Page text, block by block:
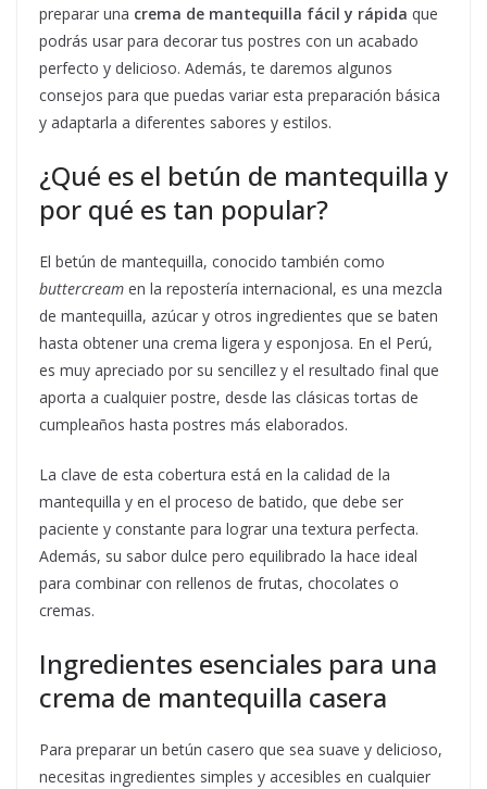
preparar una crema de mantequilla fácil y rápida que
podrás usar para decorar tus postres con un acabado
perfecto y delicioso. Además, te daremos algunos
consejos para que puedas variar esta preparación básica
y adaptarla a diferentes sabores y estilos.
¿Qué es el betún de mantequilla y
por qué es tan popular?
El betún de mantequilla, conocido también como
buttercream en la repostería internacional, es una mezcla
de mantequilla, azúcar y otros ingredientes que se baten
hasta obtener una crema ligera y esponjosa. En el Perú,
es muy apreciado por su sencillez y el resultado final que
aporta a cualquier postre, desde las clásicas tortas de
cumpleaños hasta postres más elaborados.
La clave de esta cobertura está en la calidad de la
mantequilla y en el proceso de batido, que debe ser
paciente y constante para lograr una textura perfecta.
Además, su sabor dulce pero equilibrado la hace ideal
para combinar con rellenos de frutas, chocolates o
cremas.
Ingredientes esenciales para una
crema de mantequilla casera
Para preparar un betún casero que sea suave y delicioso,
necesitas ingredientes simples y accesibles en cualquier